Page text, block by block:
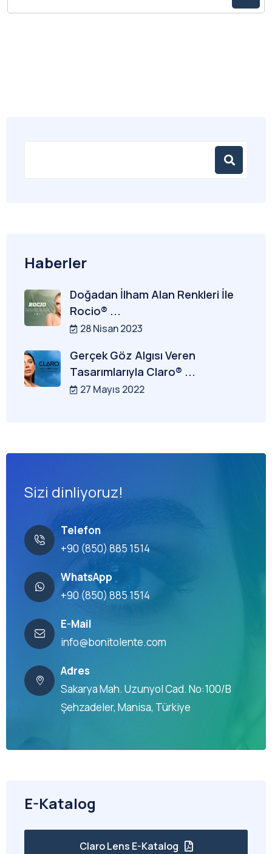
Haberler
Doğadan İlham Alan Renkleri İle
Rocio® ...
28 Nisan 2023
Gerçek Göz Algısı Veren
Tasarımlarıyla Claro® ...
27 Mayıs 2022
Sizi dinliyoruz!
Telefon
+90 (850) 885 1514
WhatsApp
+90 (850) 885 1514
E-Mail
info@bonitolente.com
Adres
Sakarya Mah. Uzunyol Cad. No:100/B
Şehzadeler, Manisa, Türkiye
E-Katalog
Claro Lens E-Katalog